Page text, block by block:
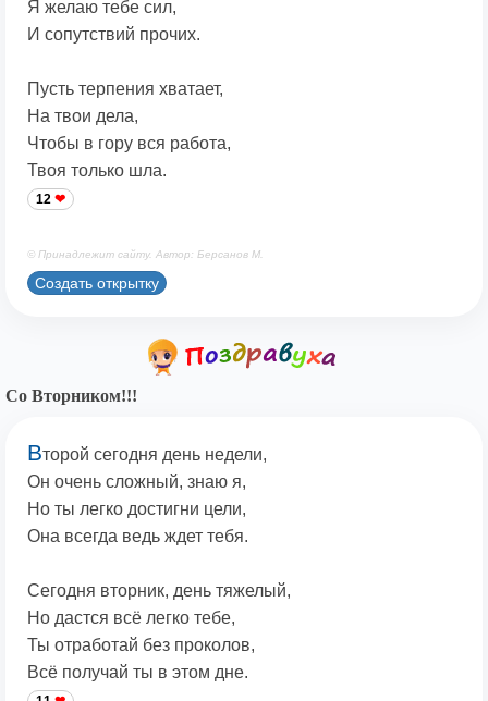
Я желаю тебе сил,
И сопутствий прочих.
Пусть терпения хватает,
На твои дела,
Чтобы в гору вся работа,
Твоя только шла.
12
© Принадлежит сайту. Автор: Берсанов М.
Создать открытку
Со Вторником!!!
Второй сегодня день недели,
Он очень сложный, знаю я,
Но ты легко достигни цели,
Она всегда ведь ждет тебя.
Сегодня вторник, день тяжелый,
Но дастся всё легко тебе,
Ты отработай без проколов,
Всё получай ты в этом дне.